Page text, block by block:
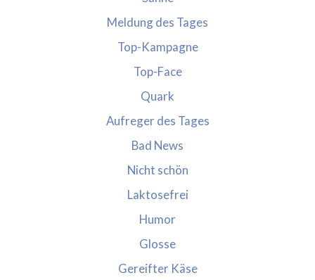
Meldung des Tages
Top-Kampagne
Top-Face
Quark
Aufreger des Tages
Bad News
Nicht schön
Laktosefrei
Humor
Glosse
Gereifter Käse